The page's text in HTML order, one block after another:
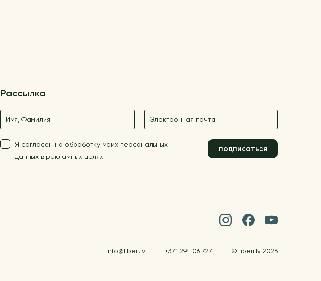
Рассылка
Название E-mail
Я согласен на обработку моих персональных
данных в рекламных целях
подписаться
info@liberi.lv +371 294 06 727 © liberi.lv 2026